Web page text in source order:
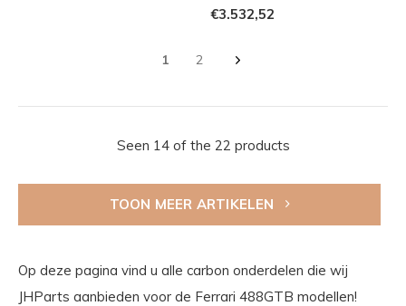
€3.532,52
1 2
Seen 14 of the 22 products
TOON MEER ARTIKELEN
Op deze pagina vind u alle carbon onderdelen die wij
JHParts aanbieden voor de Ferrari 488GTB modellen!